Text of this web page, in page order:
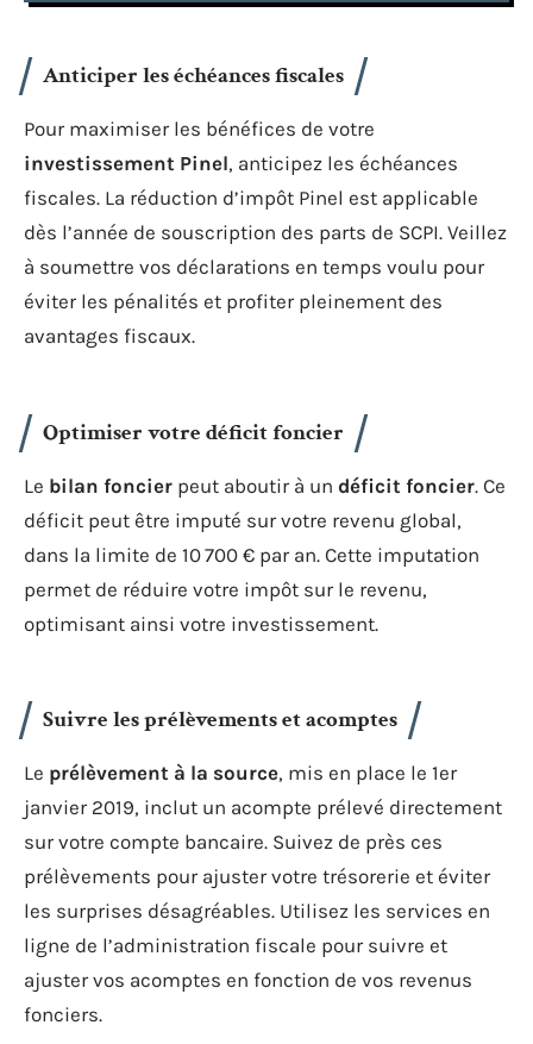
Anticiper les échéances fiscales
Pour maximiser les bénéfices de votre
investissement Pinel, anticipez les échéances
fiscales. La réduction d’impôt Pinel est applicable
dès l’année de souscription des parts de SCPI. Veillez
à soumettre vos déclarations en temps voulu pour
éviter les pénalités et profiter pleinement des
avantages fiscaux.
Optimiser votre déficit foncier
Le bilan foncier peut aboutir à un déficit foncier. Ce
déficit peut être imputé sur votre revenu global,
dans la limite de 10 700 € par an. Cette imputation
permet de réduire votre impôt sur le revenu,
optimisant ainsi votre investissement.
Suivre les prélèvements et acomptes
Le prélèvement à la source, mis en place le 1er
janvier 2019, inclut un acompte prélevé directement
sur votre compte bancaire. Suivez de près ces
prélèvements pour ajuster votre trésorerie et éviter
les surprises désagréables. Utilisez les services en
ligne de l’administration fiscale pour suivre et
ajuster vos acomptes en fonction de vos revenus
fonciers.